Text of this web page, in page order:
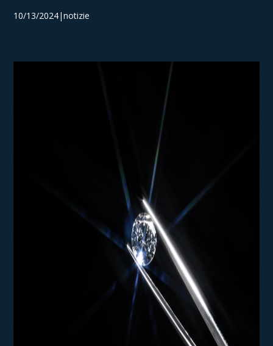
10/13/2024|notizie